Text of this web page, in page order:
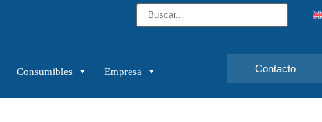
Consumibles Empresa Contacto